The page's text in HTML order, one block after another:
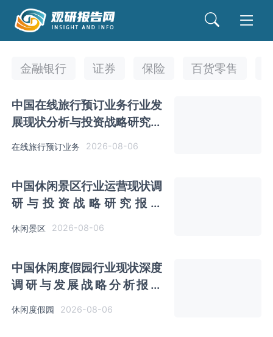
金融银行 证券 保险 百货零售
中国在线旅行预订业务行业发
展现状分析与投资战略研究报
在线旅行预订业务 2026-08-06
中国休闲景区行业运营现状调
研与投资战略研究报告
休闲景区 2026-08-06
中国休闲度假园行业现状深度
调研与发展战略分析报告
（2026-2033年）
休闲度假园 2026-08-06